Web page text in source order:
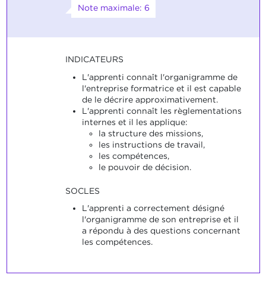
Note maximale: 6
INDICATEURS
L'apprenti connaît l'organigramme de
l'entreprise formatrice et il est capable
de le décrire approximativement.
L'apprenti connaît les règlementations
internes et il les applique:
la structure des missions,
les instructions de travail,
les compétences,
le pouvoir de décision.
SOCLES
L'apprenti a correctement désigné
l'organigramme de son entreprise et il
a répondu à des questions concernant
les compétences.